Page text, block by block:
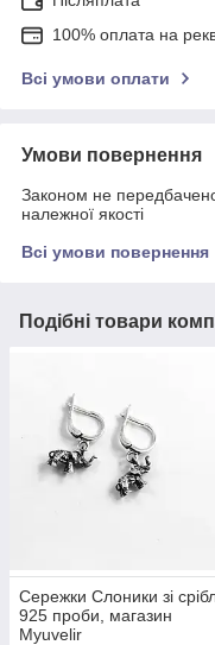
100% оплата на
Всі умови оплати
Умови повернення
Законом не
належної якості
Всі умови повернення
Подібні товари
Сережки Слоники зі
925 проби, магазин
Myuvelir